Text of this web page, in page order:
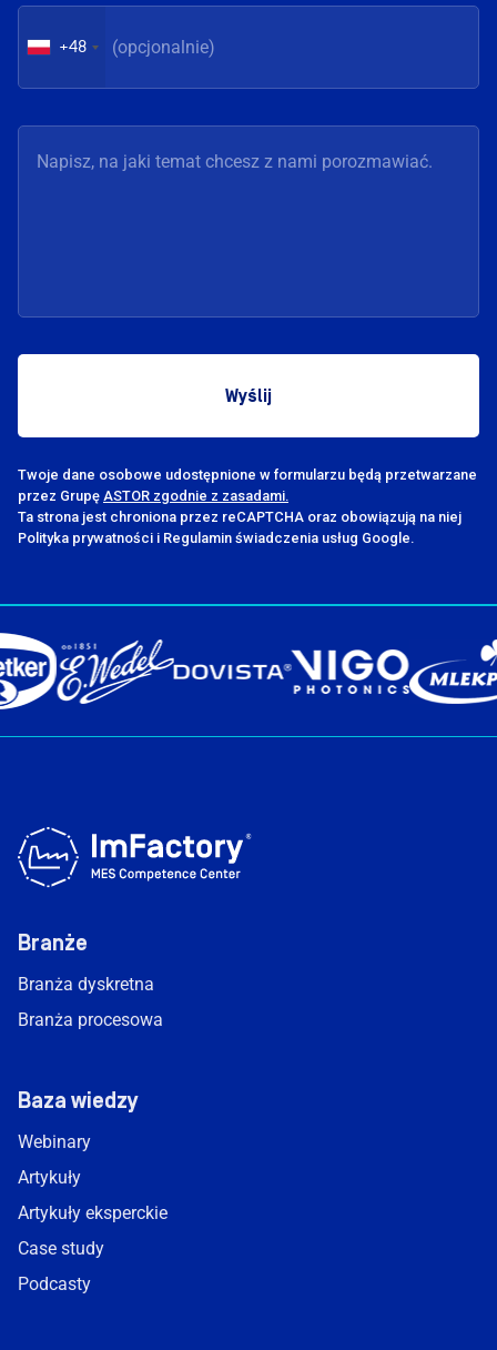
+48
Twoje dane osobowe udostępnione w formularzu będą przetwarzane
przez Grupę ASTOR zgodnie z zasadami.
Ta strona jest chroniona przez reCAPTCHA oraz obowiązują na niej
Polityka prywatności i Regulamin świadczenia usług Google.
Branże
Branża dyskretna
Branża procesowa
Baza wiedzy
Webinary
Artykuły
Artykuły eksperckie
Case study
Podcasty